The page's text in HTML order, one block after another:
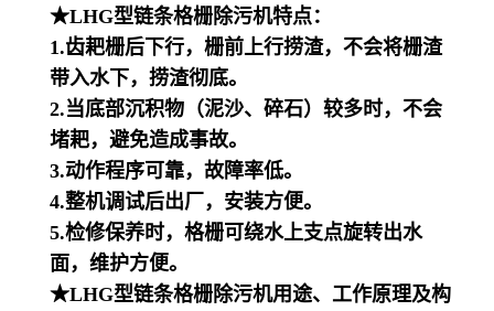
★LHG型链条格栅除污机特点：
1.齿耙栅后下行，栅前上行捞渣，不会将栅渣
带入水下，捞渣彻底。
2.当底部沉积物（泥沙、碎石）较多时，不会
堵耙，避免造成事故。
3.动作程序可靠，故障率低。
4.整机调试后出厂，安装方便。
5.检修保养时，格栅可绕水上支点旋转出水
面，维护方便。
★LHG型链条格栅除污机用途、工作原理及构